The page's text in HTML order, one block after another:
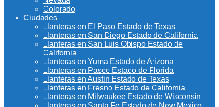
Colorado
Ciudades
Llanteras en El Paso Estado de Texas
Llanteras en San Diego Estado de California
Llanteras en San Luis Obispo Estado de
California
Llanteras en Yuma Estado de Arizona
Llanteras en Pasco Estado de Florida
Llanteras en Austin Estado de Texas
Llanteras en Fresno Estado de California
Llanteras en Milwaukee Estado de Wisconsin
Llanteras en Santa Fe Estado de New Mexico